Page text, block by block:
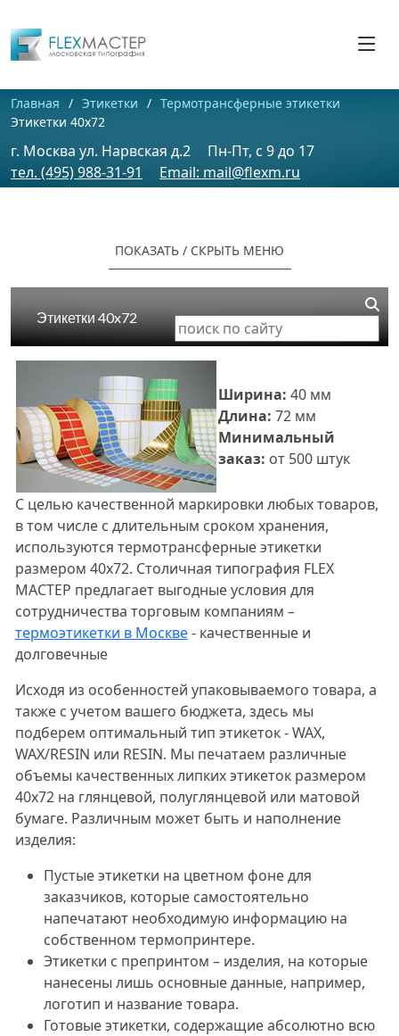
Главная Этикетки
Термотрансферные этикетки
Этикетки 40x72
г. Москва ул. Нарвская д.2
Пн-Пт, c 9 до 17
тел. (495) 988-31-91
Email: mail@flexm.ru
ПОКАЗАТЬ / CКРЫТЬ МЕНЮ
Этикетки 40x72
Ширина: 40 мм
Длина: 72 мм
Минимальный
заказ: от 500 штук
С целью качественной маркировки любых товаров,
в том числе с длительным сроком хранения,
используются термотрансферные этикетки
размером 40х72. Столичная типография FLEX
МАСТЕР предлагает выгодные условия для
сотрудничества торговым компаниям –
термоэтикетки в Москве- качественные и
долговечные
Исходя из особенностей упаковываемого товара, а
также с учетом вашего бюджета, здесь мы
подберем оптимальный тип этикеток - WAX,
WAX/RESIN или RESIN. Мы печатаем различные
объемы качественных липких этикеток размером
40х72 на глянцевой, полуглянцевой или матовой
бумаге. Различным может быть и наполнение
изделия:
Пустые этикетки на цветном фоне для
заказчиков, которые самостоятельно
напечатают необходимую информацию на
собственном термопринтере.
Этикетки с препринтом – изделия, на которые
нанесены лишь основные данные, например,
логотип и название товара.
Готовые этикетки, содержащие абсолютно всю